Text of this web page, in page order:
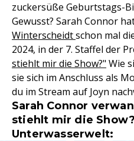
zuckersüße Geburtstags-
Gewusst? Sarah Connor
Winterscheidtschon mal
2024, in der 7. Staffel der
stiehlt mir die Show?" Wie
sie sich im Anschluss als
du im Stream auf Joyn
Sarah Connor
stiehlt mir die
Unterwasserwelt: